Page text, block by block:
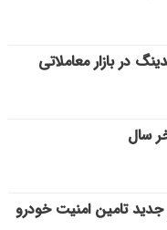
در بازار معاملاتی
سال
تامین امنیت خودرو